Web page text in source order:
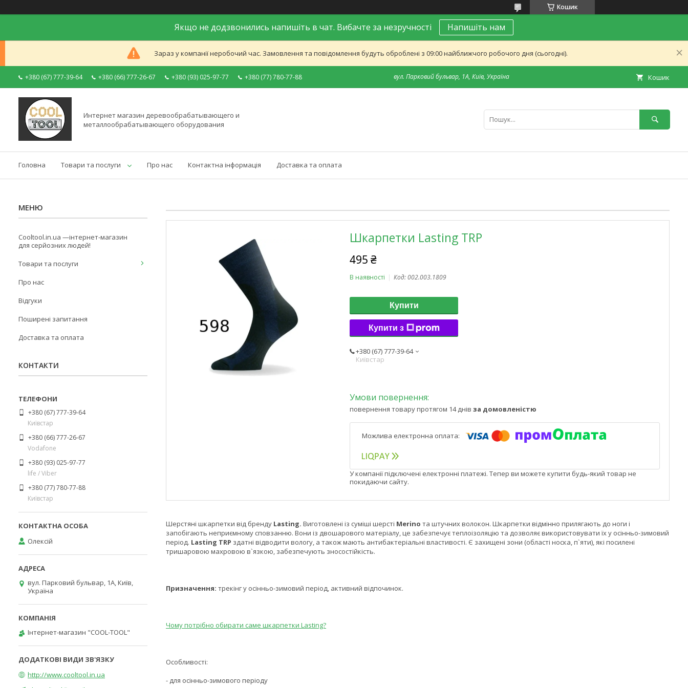
Кошик
Якщо не додзвонились напишіть в чат. Вибачте за незручності Напишіть нам
Зараз у компанії неробочий час. Замовлення та повідомлення будуть оброблені з 09:00 найближчого робочого дня (сьогодні).
+380 (67) 777-39-64 +380 (66) 777-26-67 +380 (93) 025-97-77 +380 (77) 780-77-88 вул. Парковий бульвар, 1А, Київ, Україна Кошик
Интернет магазин деревообрабатывающего и
металлообрабатывающего оборудования
Головна Товари та послуги Про нас Контактна інформація Доставка та оплата
Шкарпетки Lasting TRP
495 ₴
В наявності Код:002.003.1809
Купити
Купити з
+380 (67) 777-39-64
Київстар
повернення товару протягом 14 днів за домовленістю
У компанії підключені електронні платежі. Тепер ви можете купити будь-який товар не
покидаючи сайту.
Шерстяні шкарпетки від бренду Lasting. Виготовлені із суміші шерсті Merino та штучних волокон. Шкарпетки відмінно прилягають до ноги і
запобігають неприємному сповзанню. Вони із двошарового матеріалу, це забезпечує теплоізоляцію та дозволяє використовувати їх у осінньо-зимовий
період. Lasting TRP здатні відводити вологу, а також мають антибактеріальні властивості. Є захищені зони (області носка, п`яти), які посилені
тришаровою махровою в`язкою, забезпечують зносостійкість.
Призначення: трекінг у осінньо-зимовий період, активний відпочинок.
Чому потрібно обирати саме шкарпетки Lasting?
Особливості:
- для осінньо-зимового періоду
Cooltool.in.ua —інтернет-магазин
для серйозних людей!
Товари та послуги
Про нас
Відгуки
Поширені запитання
Доставка та оплата
КОНТАКТИ
+380 (67) 777-39-64
Київстар
+380 (66) 777-26-67
Vodafone
+380 (93) 025-97-77
life / Viber
+380 (77) 780-77-88
Київстар
Олексій
вул. Парковий бульвар, 1А, Київ,
Україна
Інтернет-магазин "COOL-TOOL"
http://www.cooltool.in.ua